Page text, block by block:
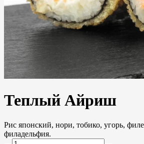
Теплый Айриш
Рис японский, нори, тобико, угорь,
филадельфия.